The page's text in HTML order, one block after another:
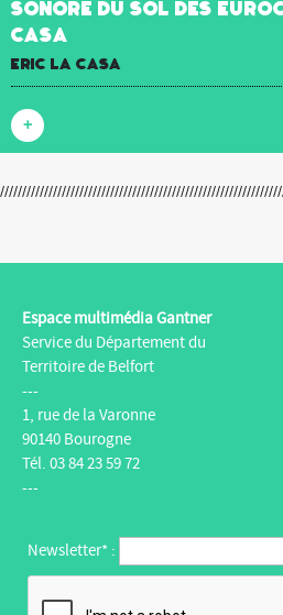
sonore du sol des
Casa
Eric La Casa
+
Espace multimédia Gantner
Service du Département du
Territoire de Belfort
---
1, rue de la Varonne
90140 Bourogne
Tél. 03 84 23 59 72
---
Newsletter* :